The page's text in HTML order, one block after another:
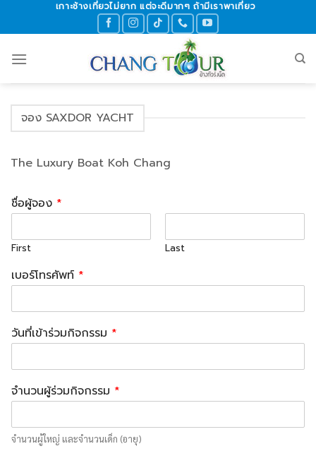
เกาะช้างเที่ยวไม่ยาก แต่จะดีมากๆ ถ้ามีเราพาเที่ยว
จอง SAXDOR YACHT
The Luxury Boat Koh Chang
ชื่อผู้จอง *
First Last
เบอร์โทรศัพท์ *
วันที่เข้าร่วมกิจกรรม *
จำนวนผู้ร่วมกิจกรรม *
จำนวนผู้ใหญ่ และจำนวนเด็ก (อายุ)